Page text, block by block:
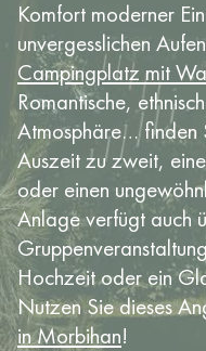
Komfort moderner
unvergesslichen
Campingplatz mit
Romantische,
Atmosphäre… finden
Auszeit zu zweit,
oder einen
Anlage verfügt auch
Hochzeit oder ein
Nutzen Sie dieses
in Morbihan!